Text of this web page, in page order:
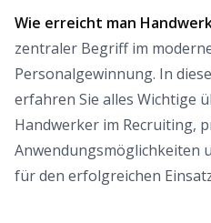
Wie erreicht man
zentraler Begriff im
Personalgewinnung. In
erfahren Sie alles Wichtige
Handwerker im Recruiting,
Anwendungsmöglichkeiten
für den erfolgreichen